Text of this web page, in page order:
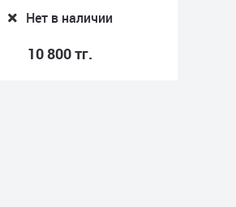
Нет в наличии
10 800 тг.